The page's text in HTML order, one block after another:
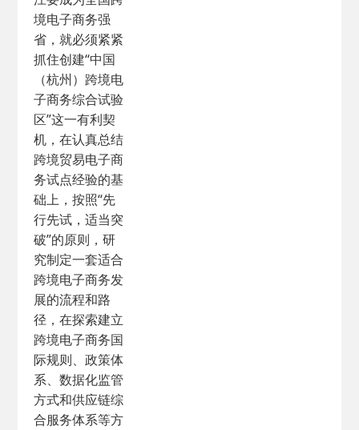
境电子商务强
省，就必须紧紧
抓住创建“中国
（杭州）跨境电
子商务综合试验
区”这一有利契
机，在认真总结
跨境贸易电子商
务试点经验的基
础上，按照“先
行先试，适当突
破”的原则，研
究制定一套适合
跨境电子商务发
展的流程和路
径，在探索建立
跨境电子商务国
际规则、政策体
系、数据化监管
方式和供应链综
合服务体系等方